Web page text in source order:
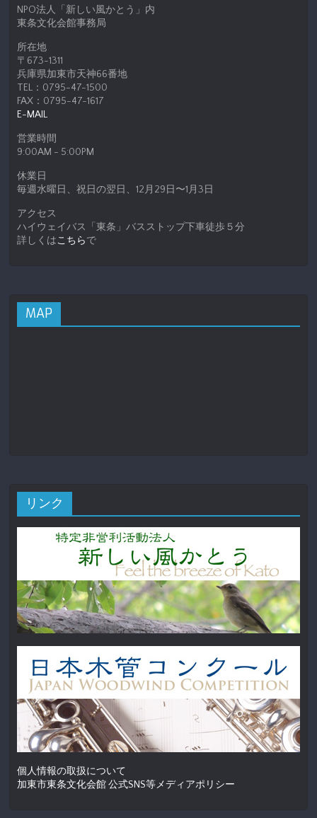
NPO法人「新しい風かとう」内
東条文化会館事務局
所在地
〒673-1311
兵庫県加東市天神66番地
TEL：0795-47-1500
FAX：0795-47-1617
E-MAIL
営業時間
9:00AM - 5:00PM
休業日
毎週水曜日、祝日の翌日、12月29日〜1月3日
アクセス
ハイウェイバス「東条」バスストップ下車徒歩５分
詳しくはこちらで
MAP
リンク
個人情報の取扱について
加東市東条文化会館 公式SNS等メディアポリシー